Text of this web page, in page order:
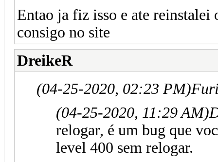
Entao ja fiz isso e ate reinstalei
consigo no site
DreikeR
(04-25-2020, 02:23 PM)
(04-25-2020, 11:29 AM)
relogar, é um bug que
level 400 sem relogar.